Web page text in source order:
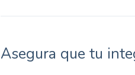
Asegura que tu